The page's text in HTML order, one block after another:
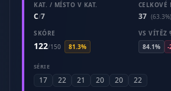
KAT. / MÍSTO V KAT.
C/7
CELKOVÉ
37 (63.3%)
SKÓRE
122/150 81.3%
VS VÍTĚZ
84.1%
-
SÉRIE
17 22 21 20 20 22